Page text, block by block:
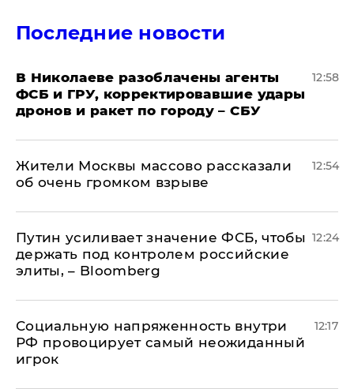
Последние новости
В Николаеве разоблачены агенты
ФСБ и ГРУ, корректировавшие удары
дронов и ракет по городу – СБУ
12:58
Жители Москвы массово рассказали
об очень громком взрыве
12:54
Путин усиливает значение ФСБ, чтобы
держать под контролем российские
элиты, – Bloomberg
12:24
Социальную напряженность внутри
РФ провоцирует самый неожиданный
игрок
12:17